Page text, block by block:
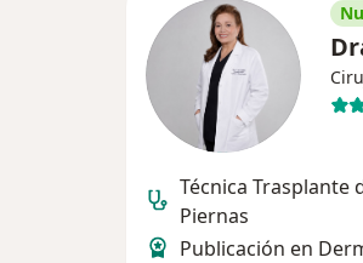
Técnica Trasplante
Piernas
Publicación en